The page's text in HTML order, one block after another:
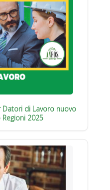
Datori di Lavoro nuovo
2025